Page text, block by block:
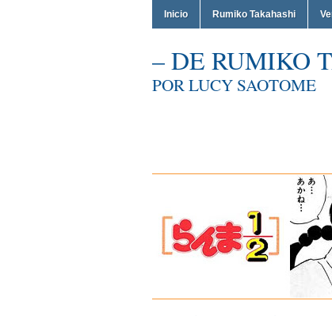
Inicio Rumiko Takahashi
– DE RUMIKO
POR LUCY SAOTOME